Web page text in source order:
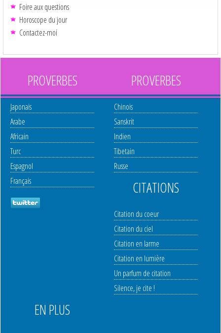
Foire aux questions
Horoscope du jour
Contactez-moi
PROVERBES
Japonais
Arabe
Africain
Turc
Espagnol
Français
PROVERBES
Chinois
Sanskrit
Indien
Tibetain
Russe
CITATIONS
Citation du coeur
Citation du ciel
Citation en larme
Citation en lumière
Un parfum de citation
Silence, je cite !
EN PLUS